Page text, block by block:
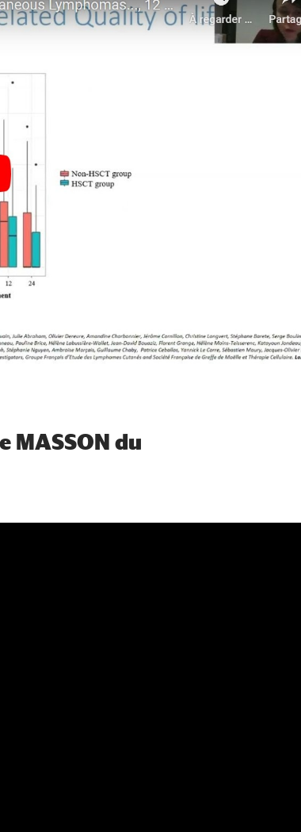
MASSON du